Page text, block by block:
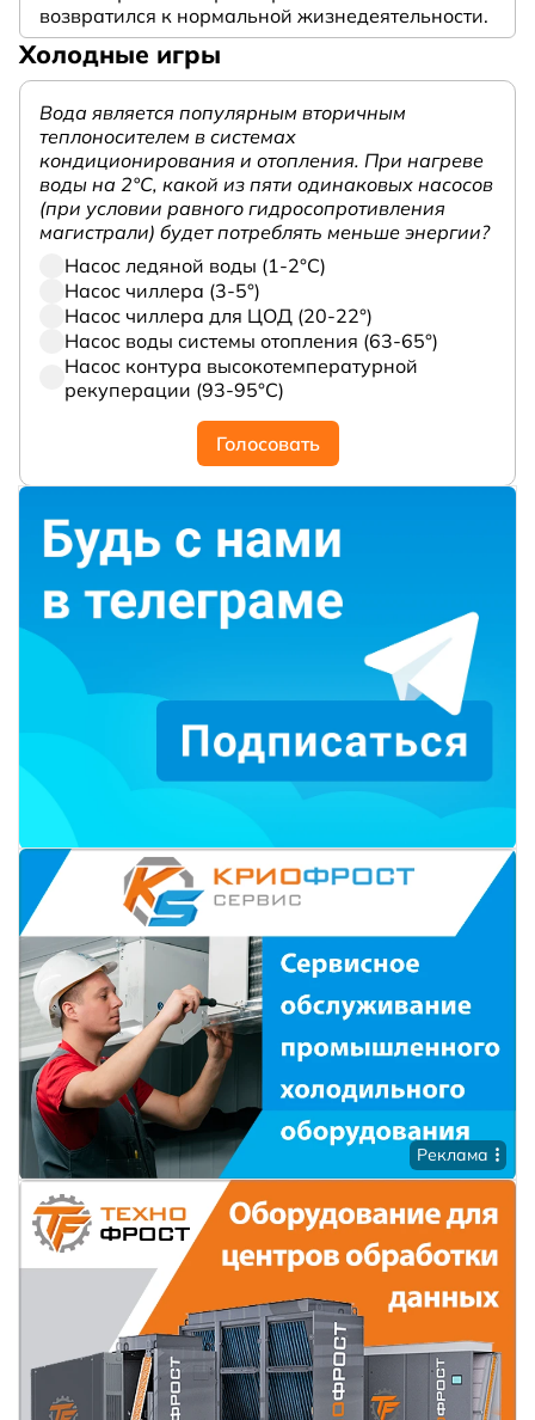
возвратился к нормальной жизнедеятельности.
Холодные игры
Вода является популярным вторичным
теплоносителем в системах
кондиционирования и отопления. При нагреве
воды на 2°С, какой из пяти одинаковых насосов
(при условии равного гидросопротивления
магистрали) будет потреблять меньше энергии?
Насос ледяной воды (1-2°С)
Насос чиллера (3-5°)
Насос чиллера для ЦОД (20-22°)
Насос воды системы отопления (63-65°)
Насос контура высокотемпературной
рекуперации (93-95°С)
Голосовать
Реклама